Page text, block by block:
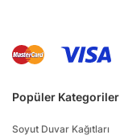
Popüler Kategoriler
Soyut Duvar Kağıtları